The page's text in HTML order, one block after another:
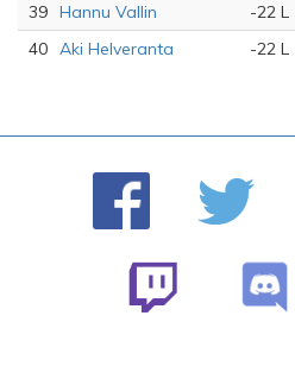
39 Hannu Vallin -22 L
40 Aki Helveranta -22 L